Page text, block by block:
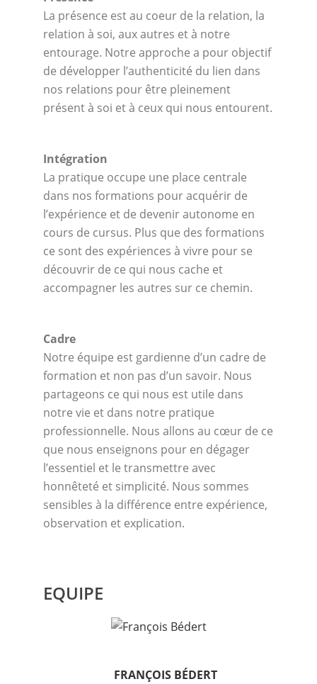
La présence est au coeur de la relation, la
relation à soi, aux autres et à notre
entourage. Notre approche a pour objectif
de développer l’authenticité du lien dans
nos relations pour être pleinement
présent à soi et à ceux qui nous entourent.
Intégration
La pratique occupe une place centrale
dans nos formations pour acquérir de
l’expérience et de devenir autonome en
cours de cursus. Plus que des formations
ce sont des expériences à vivre pour se
découvrir de ce qui nous cache et
accompagner les autres sur ce chemin.
Cadre
Notre équipe est gardienne d’un cadre de
formation et non pas d’un savoir. Nous
partageons ce qui nous est utile dans
notre vie et dans notre pratique
professionnelle. Nous allons au cœur de ce
que nous enseignons pour en dégager
l’essentiel et le transmettre avec
honnêteté et simplicité. Nous sommes
sensibles à la différence entre expérience,
observation et explication.
EQUIPE
FRANÇOIS BÉDERT